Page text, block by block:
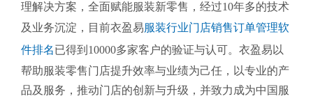
理解决方案，全面赋能服装新零售，经过10年多的技术
及业务沉淀，目前衣盈易服装行业门店销售订单管理软
件排名已得到10000多家客户的验证与认可。衣盈易以
帮助服装零售门店提升效率与业绩为己任，以专业的产
品及服务，推动门店的创新与升级，并致力成为中国服